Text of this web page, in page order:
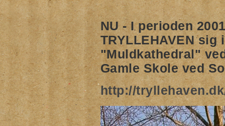
NU - I perioden
TRYLLEHAVEN
"Muldkathedral"
Gamle Skole ved
http://